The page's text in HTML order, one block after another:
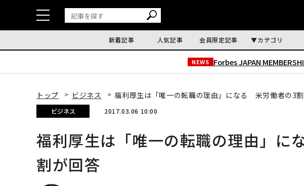
新着記事 人気記事 会員限定記事 カテゴリ
NEWS Forbes JAPAN
トップ ビジネス 福利厚生は「唯一の転職の理由」になる 米労働者の3
ビジネス 2017.03.06 10:00
福利厚生は「唯一の転職の理由」
割が回答